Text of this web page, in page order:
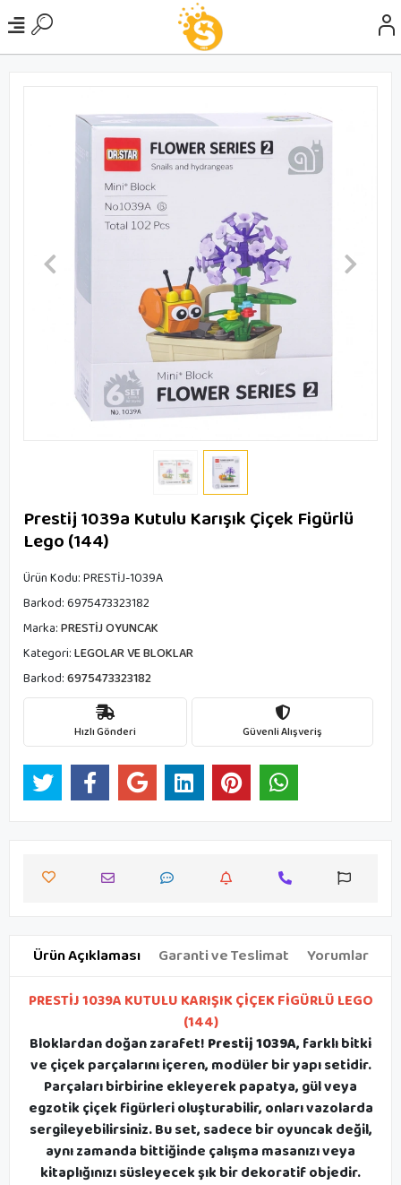
Prestij 1039a Kutulu Karışık Çiçek Figürlü
Lego (144)
Ürün Kodu:PRESTİJ-1039A
Barkod:6975473323182
Marka:PRESTİJ OYUNCAK
Kategori:LEGOLAR VE BLOKLAR
Barkod:6975473323182
Hızlı Gönderi Güvenli Alışveriş
Ürün Açıklaması Garanti ve Teslimat Yorumlar
PRESTİJ 1039A KUTULU KARIŞIK ÇİÇEK FİGÜRLÜ LEGO
(144)
Bloklardan doğan zarafet! Prestij 1039A, farklı bitki
ve çiçek parçalarını içeren, modüler bir yapı setidir.
Parçaları birbirine ekleyerek papatya, gül veya
egzotik çiçek figürleri oluşturabilir, onları vazolarda
sergileyebilirsiniz. Bu set, sadece bir oyuncak değil,
aynı zamanda bittiğinde çalışma masanızı veya
kitaplığınızı süsleyecek şık bir dekoratif objedir.